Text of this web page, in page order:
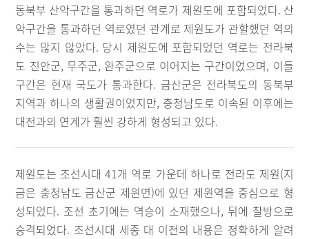
동북부 산악구간을 통과하던 역로가 제원도에 포함되었다. 산
악구간을 통과하던 역로였던 관계로 제원도가 관할했던 역의
수는 많지 않았다. 당시 제원도에 포함되었던 역로는 전라북
도 진안군, 무주군, 완주군으로 이어지는 구간이었으며, 이들
구간은 현재 국도가 통과한다. 금산군은 전라북도의 동북부
지역과 하나의 생활권이었지만, 충청남도로 이속된 이후에는
대전과의 연계가 훨씬 강하게 형성되고 있다.
제원도는 조선시대 41개 역로 가운데 하나로 전라도 제원(지
금은 충청남도 금산군 제원면)에 있던 제원역을 중심으로 형
성되었다. 조선 초기에는 역승이 소재했으나, 뒤에 찰방으로
승격되었다. 조선시대 세종 대 이전의 내용은 정확하게 알려